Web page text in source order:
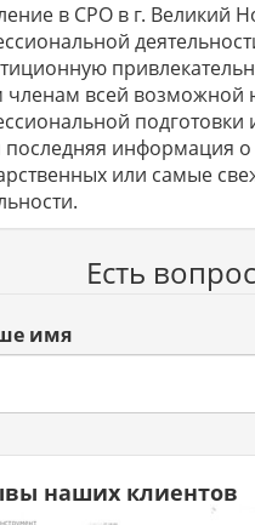
в СРО в г. Великий
членам всей возможной
последняя информация
или самые
Есть
имя
наших клиентов